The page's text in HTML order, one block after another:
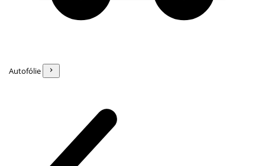
Autofólie